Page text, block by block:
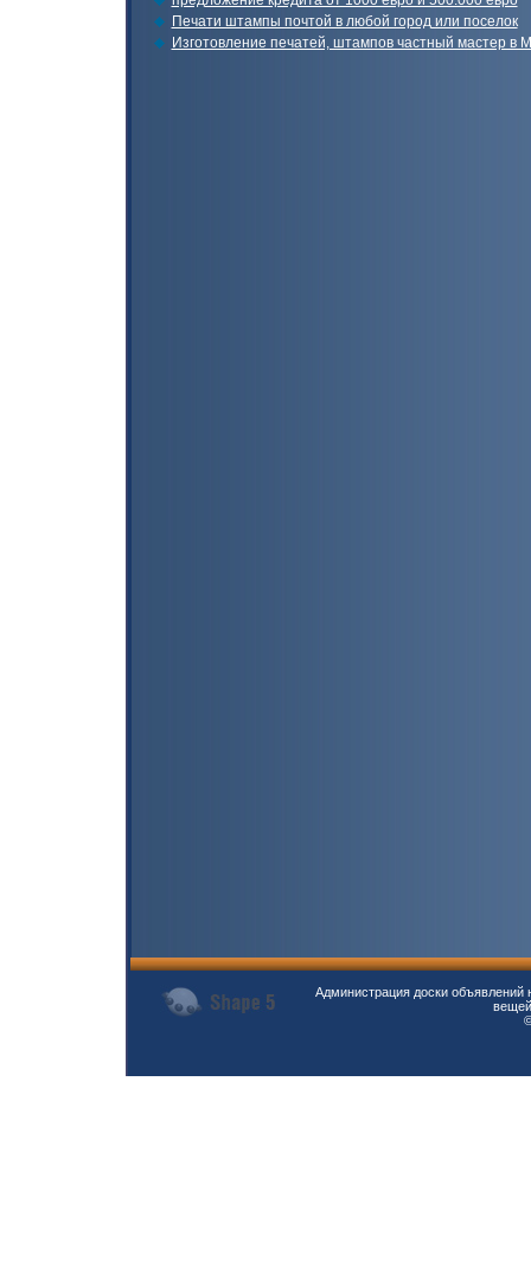
Печати штампы почтой в любой город или поселок
Изготовление печатей, штампов частный мастер в
Администрация доски объявлений